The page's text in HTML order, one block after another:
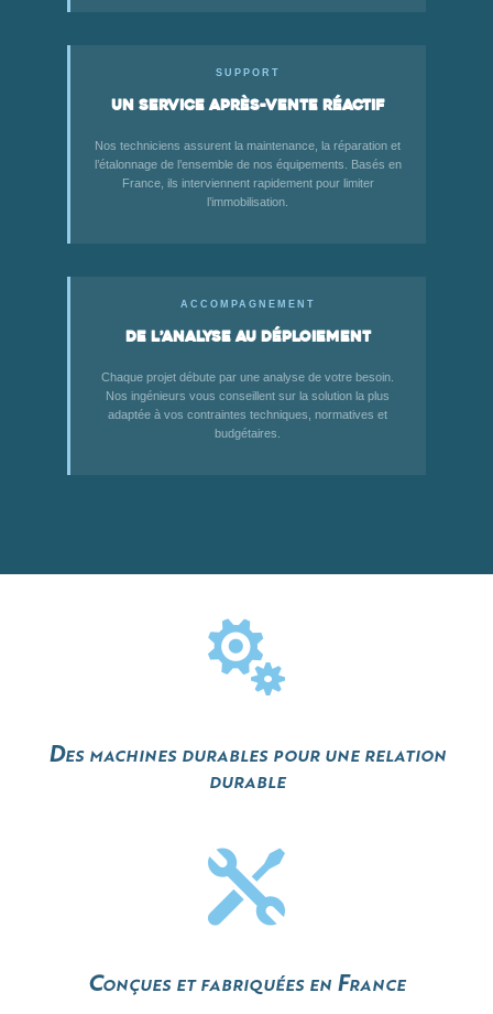
SUPPORT
Un service après-vente réactif
Nos techniciens assurent la maintenance, la réparation et
l’étalonnage de l’ensemble de nos équipements. Basés en
France, ils interviennent rapidement pour limiter
l’immobilisation.
ACCOMPAGNEMENT
De l’analyse au déploiement
Chaque projet débute par une analyse de votre besoin.
Nos ingénieurs vous conseillent sur la solution la plus
adaptée à vos contraintes techniques, normatives et
budgétaires.

Des machines durables pour une relation
durable

Conçues et fabriquées en France